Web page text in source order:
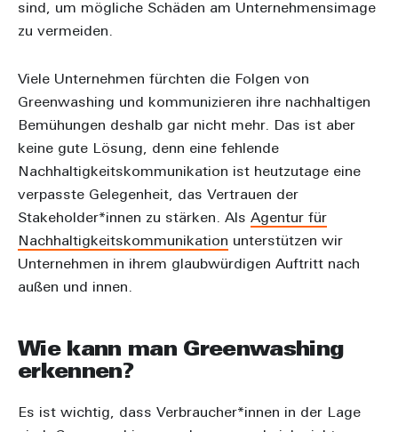
sind, um mögliche Schäden am Unternehmensimage
zu vermeiden.
Viele Unternehmen fürchten die Folgen von
Greenwashing und kommunizieren ihre nachhaltigen
Bemühungen deshalb gar nicht mehr. Das ist aber
keine gute Lösung, denn eine fehlende
Nachhaltigkeitskommunikation ist heutzutage eine
verpasste Gelegenheit, das Vertrauen der
Stakeholder*innen zu stärken. Als Agentur für
Nachhaltigkeitskommunikation unterstützen wir
Unternehmen in ihrem glaubwürdigen Auftritt nach
außen und innen.
Wie kann man Greenwashing
erkennen?
Es ist wichtig, dass Verbraucher*innen in der Lage